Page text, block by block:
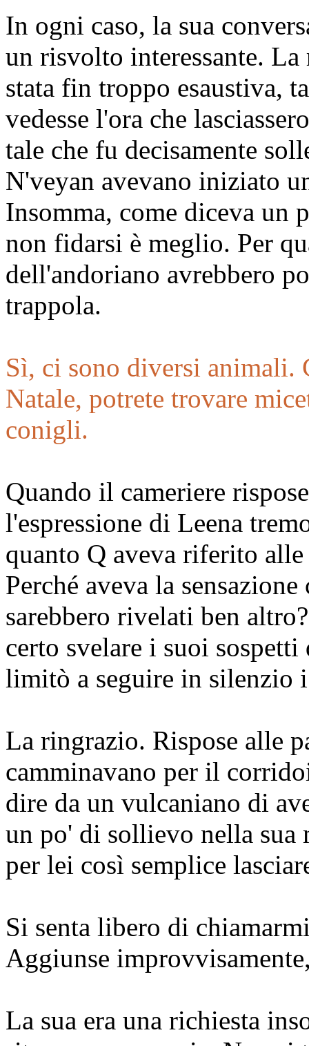
In ogni caso, la sua
un risvolto interessante. La
stata fin troppo esaustiva,
vedesse l'ora che
tale che fu decisamente
N'veyan avevano iniziato
Insomma, come diceva un
non fidarsi è meglio. Per
dell'andoriano avrebbero
trappola.
Sì, ci sono diversi animali.
Natale, potrete trovare
conigli.
Quando il cameriere
l'espressione di Leena
quanto Q aveva riferito
Perché aveva la
sarebbero rivelati ben
certo svelare i suoi
limitò a seguire in silenzio
La ringrazio. Rispose alle
camminavano per il
dire da un vulcaniano di
un po' di sollievo nella sua
per lei così semplice
Si senta libero di
Aggiunse
La sua era una richiesta